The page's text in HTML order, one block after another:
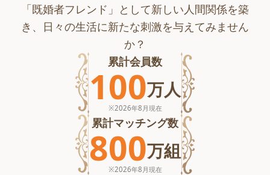
「既婚者フレンド」として新しい人間関係を築
き、日々の生活に新たな刺激を与えてみません
か？
累計会員数
100万人
※2026年8月現在
累計マッチング数
800万組
※2026年8月現在